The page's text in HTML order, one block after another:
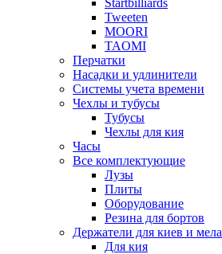
Startbilliards
Tweeten
MOORI
TAOMI
Перчатки
Насадки и удлинители
Системы учета времени
Чехлы и тубусы
Тубусы
Чехлы для кия
Часы
Все комплектующие
Лузы
Плиты
Оборудование
Резина для бортов
Держатели для киев и мела
Для кия